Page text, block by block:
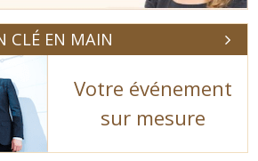
CLÉ EN MAIN
Votre événement
sur mesure